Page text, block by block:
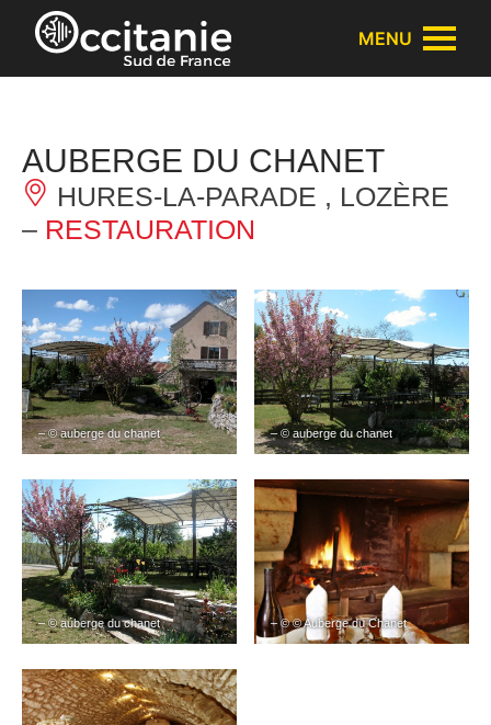
Panneau de gestion des cookies
MENU
AUBERGE DU CHANET
HURES-LA-PARADE , LOZÈRE
– RESTAURATION
– © auberge du chanet – © auberge du chanet
– © auberge du chanet – © © Auberge du Chanet